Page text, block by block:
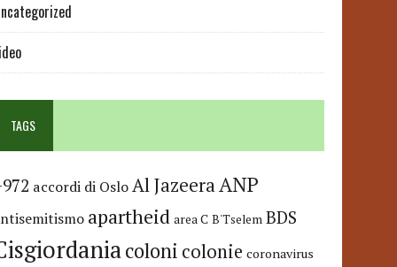
TAGS
accordi di OsloAl JazeeraANP
apartheid area C B'Tselem BDS
coloni colonie coronavirus